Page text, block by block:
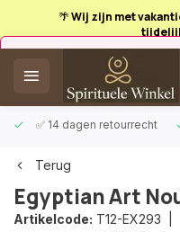
🌴 Wij zijn met
✅ 14 dagen retourrecht
Afrekenen is
Terug
Egyptian Art
Artikelcode: T12-EX293 |